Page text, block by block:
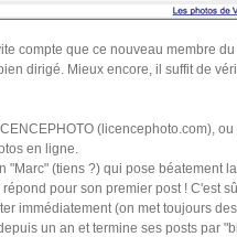
compte que ce nouveau membre du
dirigé. Mieux encore, il suffit de
(licencephoto.com), ou
en ligne.
"Marc" (tiens ?) qui pose béatement la
pour son premier post ! C'est
immédiatement (on met toujours
un an et termine ses posts par